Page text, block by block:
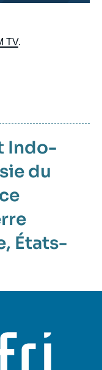
TV.
Indo-
du
, États-